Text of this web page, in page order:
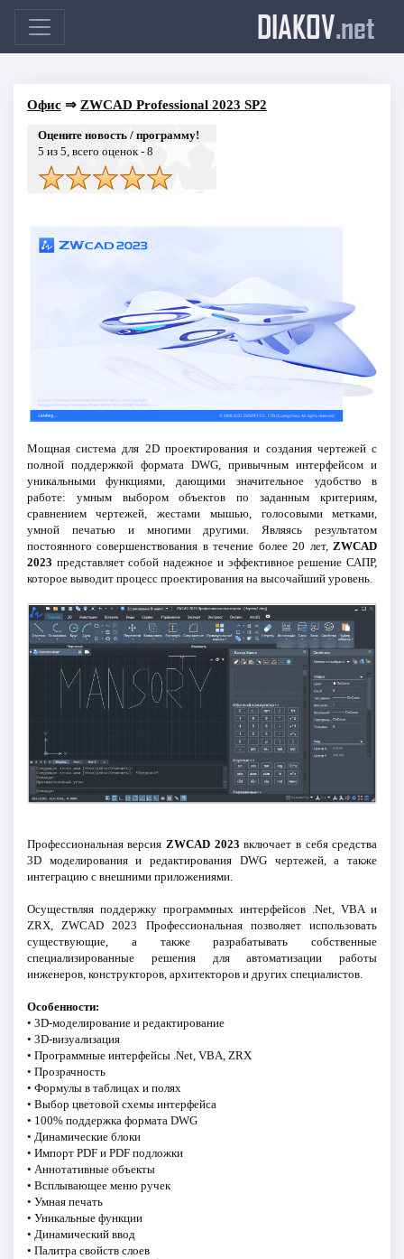
DIAKOV.net
Офис⇒ ZWCAD Professional 2023 SP2
Оцените новость / программу!
5 из 5, всего оценок - 8
Мощная система для 2D проектирования и создания чертежей с
полной поддержкой формата DWG, привычным интерфейсом и
уникальными функциями, дающими значительное удобство в
работе: умным выбором объектов по заданным критериям,
сравнением чертежей, жестами мышью, голосовыми метками,
умной печатью и многими другими. Являясь результатом
постоянного совершенствования в течение более 20 лет,ZWCAD
2023 представляет собой надежное и эффективное решение САПР,
которое выводит процесс проектирования на высочайший уровень.
Профессиональная версияZWCAD 2023 включает в себя средства
3D моделирования и редактирования DWG чертежей, а также
интеграцию с внешними приложениями.
Осуществляя поддержку программных интерфейсов .Net, VBA и
ZRX, ZWCAD 2023 Профессиональная позволяет использовать
существующие, а также разрабатывать собственные
специализированные решения для автоматизации работы
инженеров, конструкторов, архитекторов и других специалистов.
Особенности:
• 3D-моделирование и редактирование
• 3D-визуализация
• Программные интерфейсы .Net, VBA, ZRX
• Прозрачность
• Формулы в таблицах и полях
• Выбор цветовой схемы интерфейса
• 100% поддержка формата DWG
• Динамические блоки
• Импорт PDF и PDF подложки
• Аннотативные объекты
• Всплывающее меню ручек
• Умная печать
• Уникальные функции
• Динамический ввод
• Палитра свойств слоев